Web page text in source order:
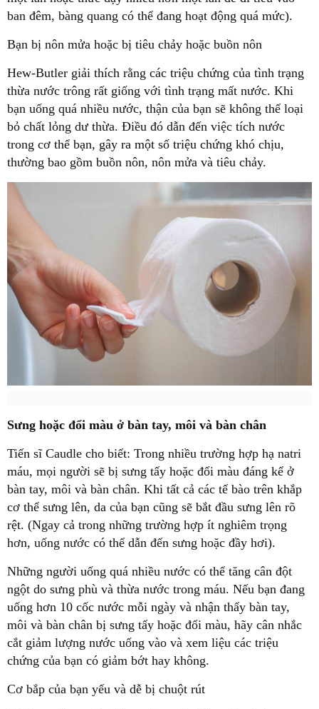
ban đêm, bàng quang có thể đang hoạt động quá mức).
Bạn bị nôn mửa hoặc bị tiêu chảy hoặc buồn nôn
Hew-Butler giải thích rằng các triệu chứng của tình trạng
thừa nước trông rất giống với tình trạng mất nước. Khi
bạn uống quá nhiều nước, thận của bạn sẽ không thể loại
bỏ chất lỏng dư thừa. Điều đó dẫn đến việc tích nước
trong cơ thể bạn, gây ra một số triệu chứng khó chịu,
thường bao gồm buồn nôn, nôn mửa và tiêu chảy.
Sưng hoặc đổi màu ở bàn tay, môi và bàn chân
Tiến sĩ Caudle cho biết: Trong nhiều trường hợp hạ natri
máu, mọi người sẽ bị sưng tấy hoặc đổi màu đáng kể ở
bàn tay, môi và bàn chân. Khi tất cả các tế bào trên khắp
cơ thể sưng lên, da của bạn cũng sẽ bắt đầu sưng lên rõ
rệt. (Ngay cả trong những trường hợp ít nghiêm trọng
hơn, uống nước có thể dẫn đến sưng hoặc đầy hơi).
Những người uống quá nhiều nước có thể tăng cân đột
ngột do sưng phù và thừa nước trong máu. Nếu bạn đang
uống hơn 10 cốc nước mỗi ngày và nhận thấy bàn tay,
môi và bàn chân bị sưng tấy hoặc đổi màu, hãy cân nhắc
cắt giảm lượng nước uống vào và xem liệu các triệu
chứng của bạn có giảm bớt hay không.
Cơ bắp của bạn yếu và dễ bị chuột rút